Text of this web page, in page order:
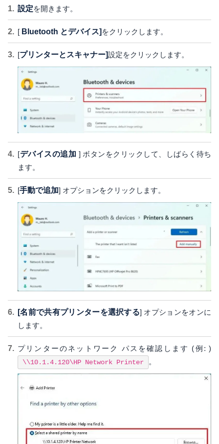
設定を開きます。
[ Bluetooth とデバイス] をクリックします。
[プリンターとスキャナー]設定をクリックします。
[デバイスの追加 ] ボタンをクリックして、しばらく待ち
ます。
[手動で追加] オプションをクリックします。
[名前で共有プリンターを選択する] オプションをオンに
します。
プリンターのネットワーク パスを確認します (例: )
\\10.1.4.120\HP Network Printer 。